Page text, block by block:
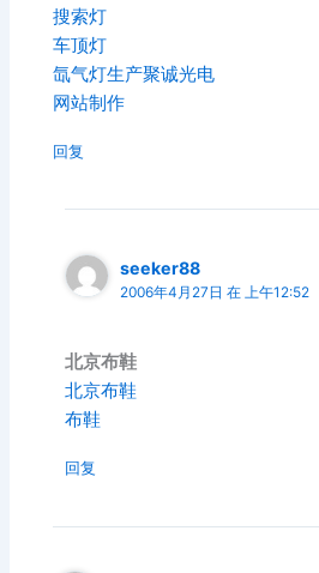
搜索灯
车顶灯
氙气灯生产聚诚光电
网站制作
回复
seeker88
2006年4月27日 在 上午12:52
北京布鞋
北京布鞋
布鞋
回复